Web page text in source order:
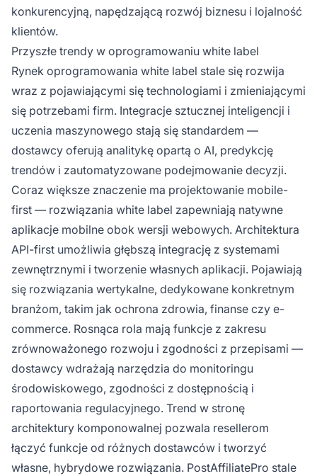
konkurencyjną, napędzającą rozwój biznesu i lojalność
klientów.
Przyszłe trendy w oprogramowaniu white label
Rynek oprogramowania white label stale się rozwija
wraz z pojawiającymi się technologiami i zmieniającymi
się potrzebami firm. Integracje sztucznej inteligencji i
uczenia maszynowego stają się standardem —
dostawcy oferują analitykę opartą o AI, predykcję
trendów i zautomatyzowane podejmowanie decyzji.
Coraz większe znaczenie ma projektowanie mobile-
first — rozwiązania white label zapewniają natywne
aplikacje mobilne obok wersji webowych. Architektura
API-first umożliwia głębszą integrację z systemami
zewnętrznymi i tworzenie własnych aplikacji. Pojawiają
się rozwiązania wertykalne, dedykowane konkretnym
branżom, takim jak ochrona zdrowia, finanse czy e-
commerce. Rosnąca rola mają funkcje z zakresu
zrównoważonego rozwoju i zgodności z przepisami —
dostawcy wdrażają narzędzia do monitoringu
środowiskowego, zgodności z dostępnością i
raportowania regulacyjnego. Trend w stronę
architektury komponowalnej pozwala resellerom
łączyć funkcje od różnych dostawców i tworzyć
własne, hybrydowe rozwiązania. PostAffiliatePro stale